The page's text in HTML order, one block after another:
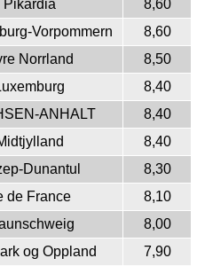
Pikardia
8,60
Vorpommern
8,60
Norrland
8,50
8,40
ANHALT
8,40
8,40
Dunantul
8,30
de France
8,10
8,00
og Oppland
7,90